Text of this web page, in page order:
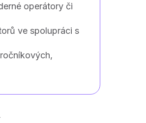
operátory či
ve spolupráci s